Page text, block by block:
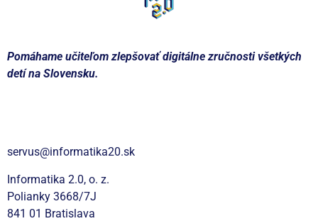
Pomáhame učiteľom zlepšovať digitálne zručnosti všetkých
detí na Slovensku.
servus@informatika20.sk
Informatika 2.0, o. z.
Polianky 3668/7J
841 01 Bratislava